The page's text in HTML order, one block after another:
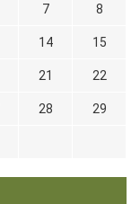
7 8
14 15
21 22
28 29